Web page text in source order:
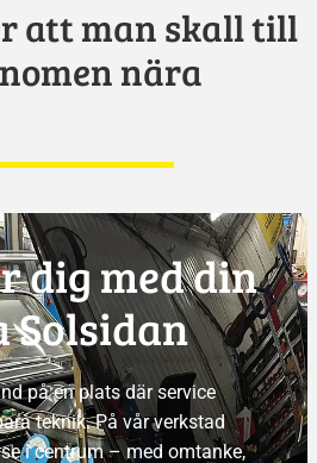
att man skall till
nära
dig med din
på en plats där service
teknik. På vår verkstad
i centrum – med omtanke,